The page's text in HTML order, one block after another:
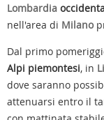
Lombardia
nell'area di Milano
Dal primo
Alpi piemontesi, in
dove saranno
attenuarsi entro il